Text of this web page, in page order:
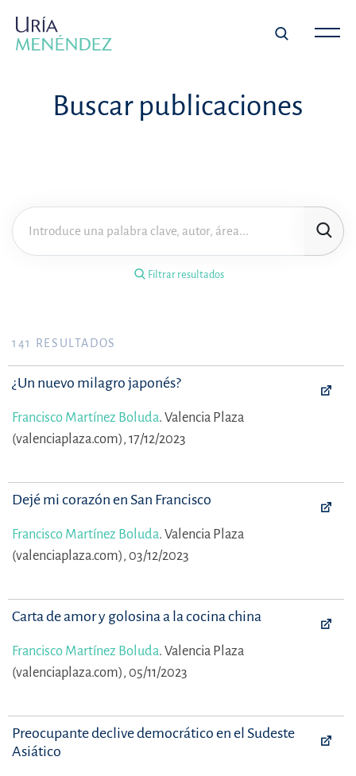
Buscar publicaciones
Filtrar resultados
Filtrar resultados ×
Área de práctica
141 RESULTADOS
¿Un nuevo milagro japonés?
Francisco Martínez Boluda. Valencia Plaza
(valenciaplaza.com), 17/12/2023
Dejé mi corazón en San Francisco
Francisco Martínez Boluda. Valencia Plaza
(valenciaplaza.com), 03/12/2023
Carta de amor y golosina a la cocina china
Francisco Martínez Boluda. Valencia Plaza
(valenciaplaza.com), 05/11/2023
Preocupante declive democrático en el Sudeste
Asiático